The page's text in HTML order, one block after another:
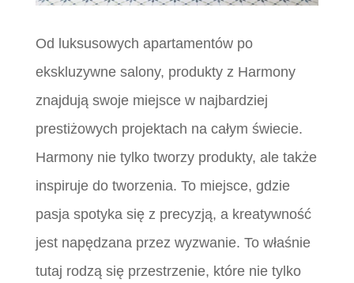
Od luksusowych apartamentów po
ekskluzywne salony, produkty z Harmony
znajdują swoje miejsce w najbardziej
prestiżowych projektach na całym świecie.
Harmony nie tylko tworzy produkty, ale także
inspiruje do tworzenia. To miejsce, gdzie
pasja spotyka się z precyzją, a kreatywność
jest napędzana przez wyzwanie. To właśnie
tutaj rodzą się przestrzenie, które nie tylko